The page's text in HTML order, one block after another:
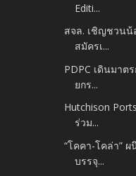
Editi...
สจล. เชิญชวนน้
สมัครเ...
PDPC เดินมาตร
ยกร...
Hutchison
ร่วม...
“โคคา-โคล่า”
บรรจุ...